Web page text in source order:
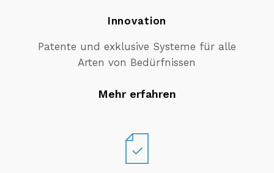
Innovation
Patente und exklusive Systeme für alle
Arten von Bedürfnissen
Mehr erfahren